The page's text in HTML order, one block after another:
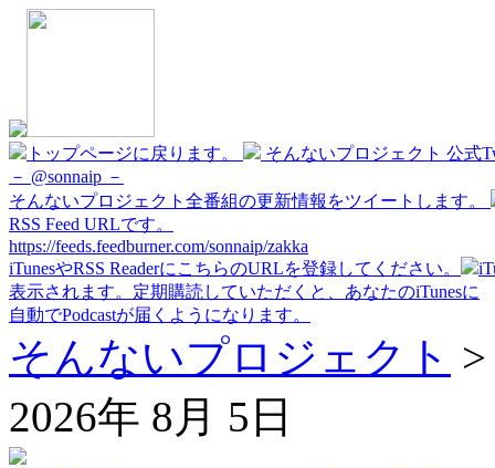
トップページに戻ります。
そんないプロジェクト 公式
－ @sonnaip －
そんないプロジェクト全番組の更新情報をツイートします。
RSS Feed URLです。
https://feeds.feedburner.com/sonnaip/zakka
iTunesやRSS ReaderにこちらのURLを登録してください。
表示されます。定期購読していただくと、あなたのiTunesに
自動でPodcastが届くようになります。
そんないプロジェクト
2026年 8月 5日